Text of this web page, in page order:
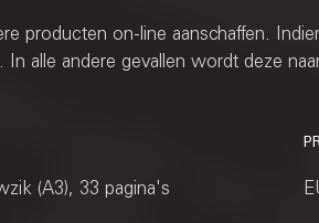
producten on-line aanschaffen.
alle andere gevallen wordt deze
(A3), 33 pagina's